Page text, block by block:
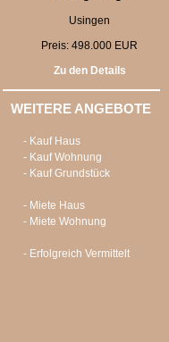
Usingen
Preis: 498.000 EUR
Zu den Details
WEITERE ANGEBOTE
- Kauf Haus
- Kauf Wohnung
- Kauf Grundstück
- Miete Haus
- Miete Wohnung
- Erfolgreich Vermittelt